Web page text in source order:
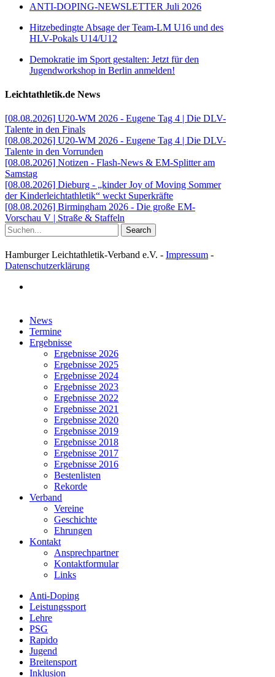
ANTI-DOPING-NEWSLETTER Juli 2026
Hitzebedingte Absage der Team-LM U16 und des
HLV-Pokals U14/U12
Demokratie im Sport gestalten: Jetzt für den
Jugendworkshop in Berlin anmelden!
Leichtathletik.de News
[08.08.2026] U20-WM 2026 - Eugene Tag 4 | Die DLV-
Talente in den Finals
[08.08.2026] U20-WM 2026 - Eugene Tag 4 | Die DLV-
Talente in den Vorrunden
[08.08.2026] Notizen - Flash-News & EM-Splitter am
Samstag
[08.08.2026] Dieburg - „kinder Joy of Moving Sommer
der Kinderleichtathletik“ weckt Superkräfte
[08.08.2026] Birmingham 2026 - Die große EM-
Vorschau V | Straße & Staffeln
Search
Hamburger Leichtathletik-Verband e.V. - Impressum -
Datenschutzerklärung
Close
Menu
News
Termine
Ergebnisse
Ergebnisse 2026
Ergebnisse 2025
Ergebnisse 2024
Ergebnisse 2023
Ergebnisse 2022
Ergebnisse 2021
Ergebnisse 2020
Ergebnisse 2019
Ergebnisse 2018
Ergebnisse 2017
Ergebnisse 2016
Bestenlisten
Rekorde
Verband
Vereine
Geschichte
Ehrungen
Kontakt
Ansprechpartner
Kontaktformular
Links
Anti-Doping
Leistungssport
Lehre
PSG
Rapido
Jugend
Breitensport
Inklusion